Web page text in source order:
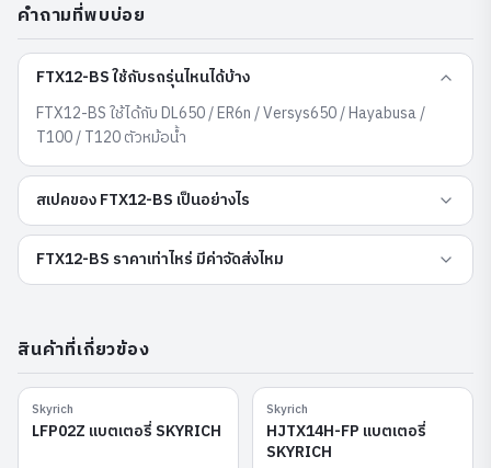
คำถามที่พบบ่อย
FTX12-BS ใช้กับรถรุ่นไหนได้บ้าง
FTX12-BS ใช้ได้กับ DL650 / ER6n / Versys650 / Hayabusa /
T100 / T120 ตัวหม้อน้ำ
สเปคของ FTX12-BS เป็นอย่างไร
FTX12-BS ราคาเท่าไหร่ มีค่าจัดส่งไหม
สินค้าที่เกี่ยวข้อง
Skyrich
LFP02Z แบตเตอรี่ SKYRICH
Skyrich
HJTX14H-FP แบตเตอรี่
SKYRICH